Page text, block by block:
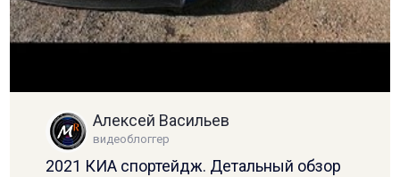
Алексей Васильев
видеоблоггер
2021 КИА спортейдж. Детальный обзор